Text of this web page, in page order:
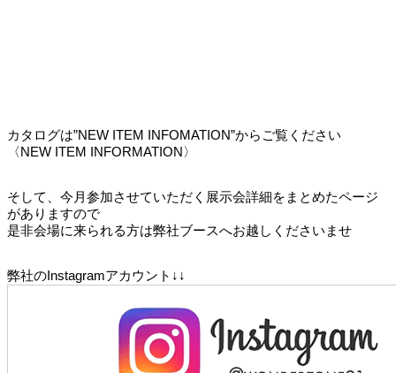
カタログは”NEW ITEM INFOMATION”からご覧ください
〈NEW ITEM INFORMATION〉
そして、今月参加させていただく展示会詳細をまとめたページ
がありますので
是非会場に来られる方は弊社ブースへお越しくださいませ
弊社のInstagramアカウント↓↓